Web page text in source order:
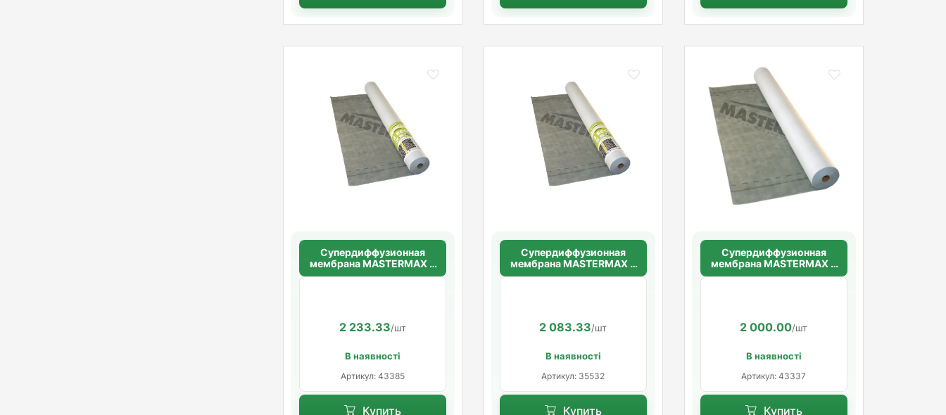
Супердиффузионная
мембрана MASTERMAX 3
CLASSIC
2 233.33/шт
В наявності
Артикул: 43385
Купить
Супердиффузионная
мембрана MASTERMAX 3
CLASSIC
2 083.33/шт
В наявності
Артикул: 35532
Купить
Супердиффузионная
мембрана MASTERMAX 3
ECO
2 000.00/шт
В наявності
Артикул: 43337
Купить